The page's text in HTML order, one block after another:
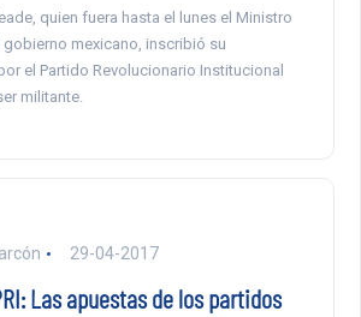
quien fuera hasta el lunes el Ministro
gobierno mexicano, inscribió su
el Partido Revolucionario Institucional
militante.
29-04-2017
Las apuestas de los partidos